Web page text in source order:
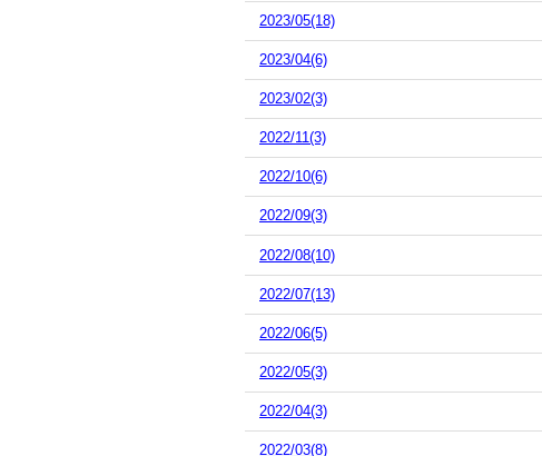
2023/05(18)
2023/04(6)
2023/02(3)
2022/11(3)
2022/10(6)
2022/09(3)
2022/08(10)
2022/07(13)
2022/06(5)
2022/05(3)
2022/04(3)
2022/03(8)